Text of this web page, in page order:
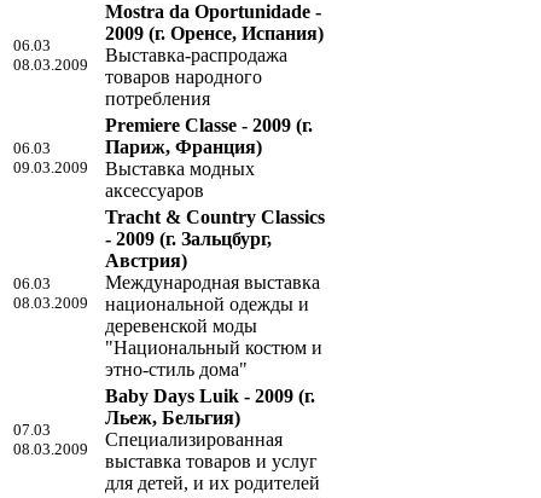
06.03
08.03.2009
Mostra da Oportunidade -
2009 (г. Оренсе, Испания)
Выставка-распродажа
товаров народного
потребления
06.03
09.03.2009
Premiere Classe - 2009 (г.
Париж, Франция)
Выставка модных
аксессуаров
06.03
08.03.2009
Tracht & Country Classics
- 2009 (г. Зальцбург,
Австрия)
Международная выставка
национальной одежды и
деревенской моды
"Национальный костюм и
этно-стиль дома"
07.03
08.03.2009
Baby Days Luik - 2009 (г.
Льеж, Бельгия)
Специализированная
выставка товаров и услуг
для детей, и их родителей